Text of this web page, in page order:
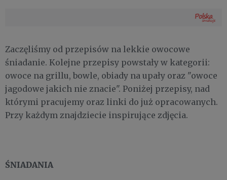
Zaczęliśmy od przepisów na lekkie owocowe
śniadanie. Kolejne przepisy powstały w kategorii:
owoce na grillu, bowle, obiady na upały oraz "owoce
jagodowe jakich nie znacie". Poniżej przepisy, nad
którymi pracujemy oraz linki do już opracowanych.
Przy każdym znajdziecie inspirujące zdjęcia.
ŚNIADANIA